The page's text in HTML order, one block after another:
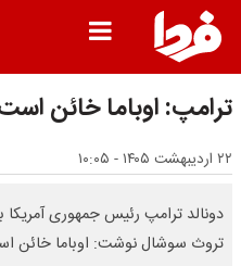
ترامپ: اوباما خائن
۲۲ اردیبهشت ۱۴۰۵ - ۱۰:۰۵
دونالد ترامپ رئیس جمهوری آمریکا
تروث سوشال نوشت: اوباما خائن